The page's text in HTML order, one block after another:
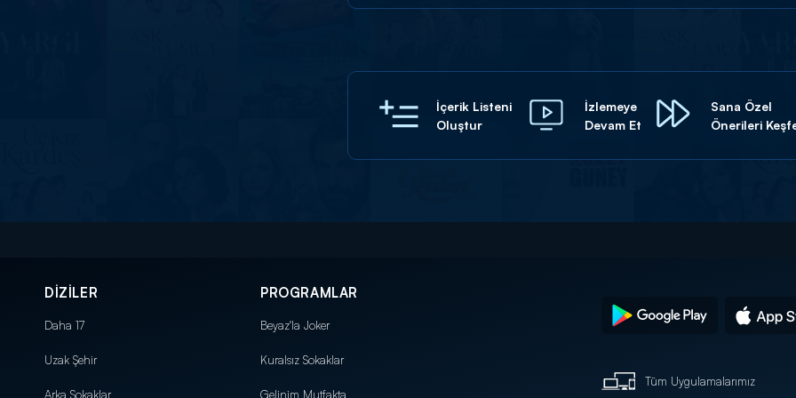
İçerik Listeni
Oluştur
İzlemeye
Devam Et
Sana Özel
Önerileri
DİZİLER
Daha 17
Uzak Şehir
Arka Sokaklar
PROGRAMLAR
Beyaz'la Joker
Kuralsız Sokaklar
Gelinim Mutfakta
Tüm Uygulamalarımız